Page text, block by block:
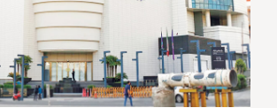
مرکز خرید تیراژه تهران، مکانی
ها
مجتمع تجاری تیراژه تهراننامی آشنا